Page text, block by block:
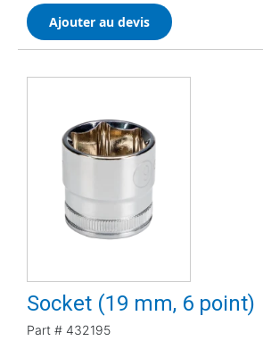
Ajouter au devis
Socket (19 mm, 6 point)
Part # 432195